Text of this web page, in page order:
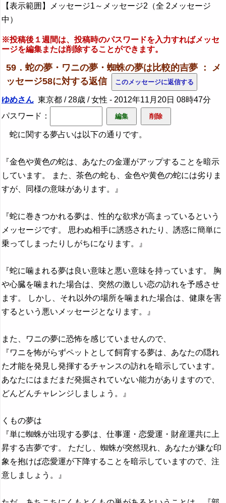
【表示範囲】メッセージ1～メッセージ2（全 2メッセージ
中）
※投稿後１週間は、投稿時のパスワードを入力すればメッセ
ージを編集または削除することができます。
59．蛇の夢・ワニの夢・蜘蛛の夢は比較的吉夢 ： メ
ッセージ58に対する返信
ゆめさん 東京都 / 28歳 / 女性 - 2012年11月20日 08時47分
パスワード：
蛇に関する夢占いは以下の通りです。
『金色や黄色の蛇は、あなたの金運がアップすることを暗示
しています。 また、茶色の蛇も、金色や黄色の蛇には劣りま
すが、同様の意味があります。』
『蛇に巻きつかれる夢は、性的な欲求が高まっているという
メッセージです。 思わぬ相手に誘惑されたり、誘惑に簡単に
乗ってしまったりしがちになります。』
『蛇に噛まれる夢は良い意味と悪い意味を持っています。 胸
や心臓を噛まれた場合は、突然の激しい恋の訪れを予感させ
ます。 しかし、それ以外の場所を噛まれた場合は、健康を害
するという悪いメッセージとなります。』
また、ワニの夢に恐怖を感じていませんので、
『ワニを怖がらずペットとして飼育する夢は、あなたの隠れ
た才能を発見し発揮するチャンスの訪れを暗示しています。
あなたにはまだまだ発掘されていない能力がありますので、
どんどんチャレンジしましょう。』
くもの夢は
『単に蜘蛛が出現する夢は、仕事運・恋愛運・財産運共に上
昇する吉夢です。 ただし、蜘蛛が突然現れ、あなたが嫌な印
象を抱けば恋愛運が下降することを暗示していますので、注
意しましょう。』